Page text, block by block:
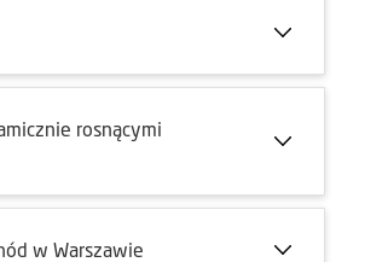
rosnącymi
w Warszawie